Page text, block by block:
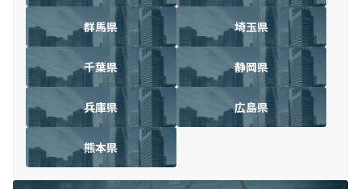
群馬県 埼玉県
千葉県 静岡県
兵庫県 広島県
熊本県